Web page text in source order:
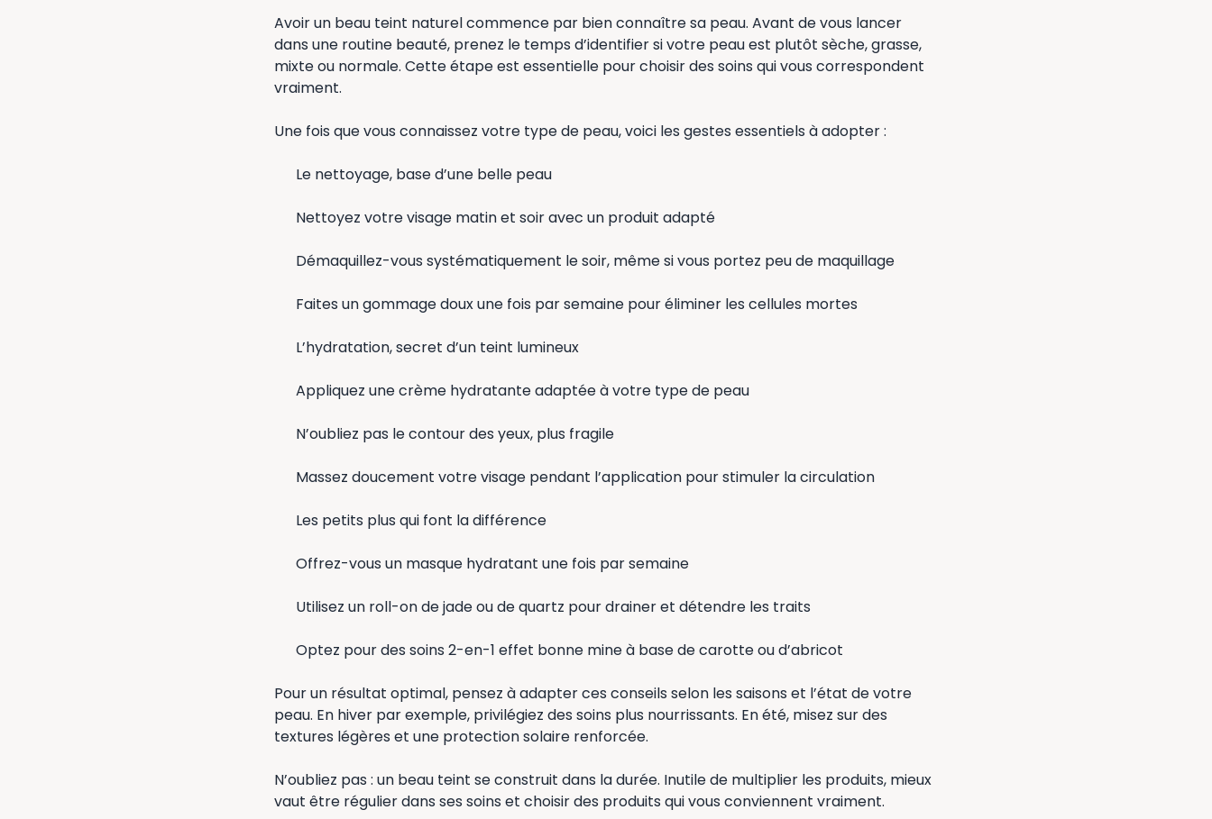
Avoir un beau teint naturel commence par bien connaître sa peau. Avant de vous lancer
dans une routine beauté, prenez le temps d’identifier si votre peau est plutôt sèche, grasse,
mixte ou normale. Cette étape est essentielle pour choisir des soins qui vous correspondent
vraiment.
Une fois que vous connaissez votre type de peau, voici les gestes essentiels à adopter :
Le nettoyage, base d’une belle peau
Nettoyez votre visage matin et soir avec un produit adapté
Démaquillez-vous systématiquement le soir, même si vous portez peu de maquillage
Faites un gommage doux une fois par semaine pour éliminer les cellules mortes
L’hydratation, secret d’un teint lumineux
Appliquez une crème hydratante adaptée à votre type de peau
N’oubliez pas le contour des yeux, plus fragile
Massez doucement votre visage pendant l’application pour stimuler la circulation
Les petits plus qui font la différence
Offrez-vous un masque hydratant une fois par semaine
Utilisez un roll-on de jade ou de quartz pour drainer et détendre les traits
Optez pour des soins 2-en-1 effet bonne mine à base de carotte ou d’abricot
Pour un résultat optimal, pensez à adapter ces conseils selon les saisons et l’état de votre
peau. En hiver par exemple, privilégiez des soins plus nourrissants. En été, misez sur des
textures légères et une protection solaire renforcée.
N’oubliez pas : un beau teint se construit dans la durée. Inutile de multiplier les produits, mieux
vaut être régulier dans ses soins et choisir des produits qui vous conviennent vraiment.